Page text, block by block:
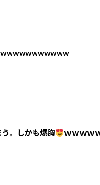
。しかも爆胸 ｗｗｗｗ